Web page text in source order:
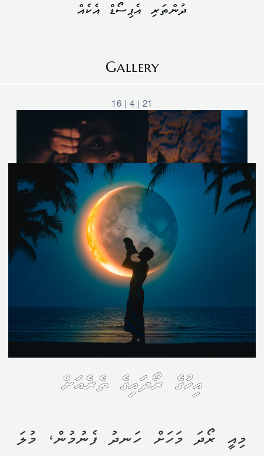
ދުންތަރި އެޕިސޯޑް އެކެއް
Gallery
16 | 4 | 21
އިހުގެ ރޯދައިގެ ތެރެއަށް
މިއީ ރޯދަ މަހަށް ހަނދު ފެނުމުން، މުލަ